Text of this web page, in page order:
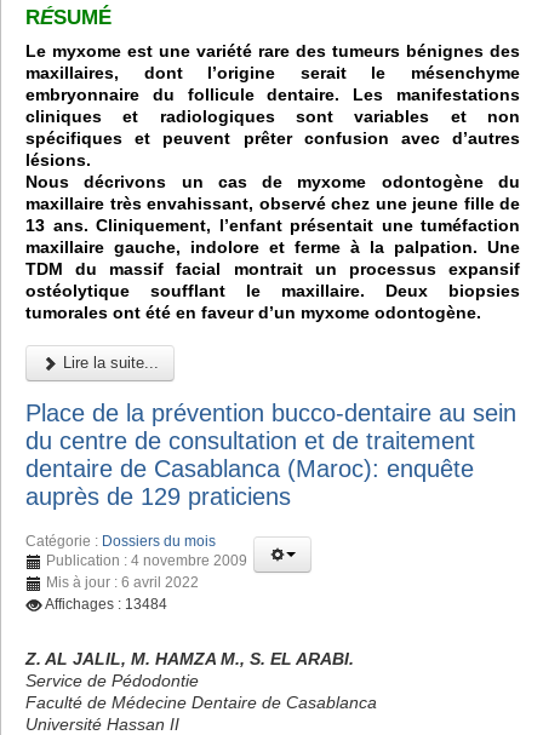
RÉSUMÉ
Le myxome est une variété rare des tumeurs bénignes des
maxillaires, dont l’origine serait le mésenchyme
embryonnaire du follicule dentaire. Les manifestations
cliniques et radiologiques sont variables et non
spécifiques et peuvent prêter confusion avec d’autres
lésions.
Nous décrivons un cas de myxome odontogène du
maxillaire très envahissant, observé chez une jeune fille de
13 ans. Cliniquement, l’enfant présentait une tuméfaction
maxillaire gauche, indolore et ferme à la palpation. Une
TDM du massif facial montrait un processus expansif
ostéolytique soufflant le maxillaire. Deux biopsies
tumorales ont été en faveur d’un myxome odontogène.
Lire la suite...
Place de la prévention bucco-dentaire au sein
du centre de consultation et de traitement
dentaire de Casablanca (Maroc): enquête
auprès de 129 praticiens
Catégorie : Dossiers du mois
Publication : 4 novembre 2009
Mis à jour : 6 avril 2022
Affichages : 13484
Z. AL JALIL, M. HAMZA M., S. EL ARABI.
Service de Pédodontie
Faculté de Médecine Dentaire de Casablanca
Université Hassan II